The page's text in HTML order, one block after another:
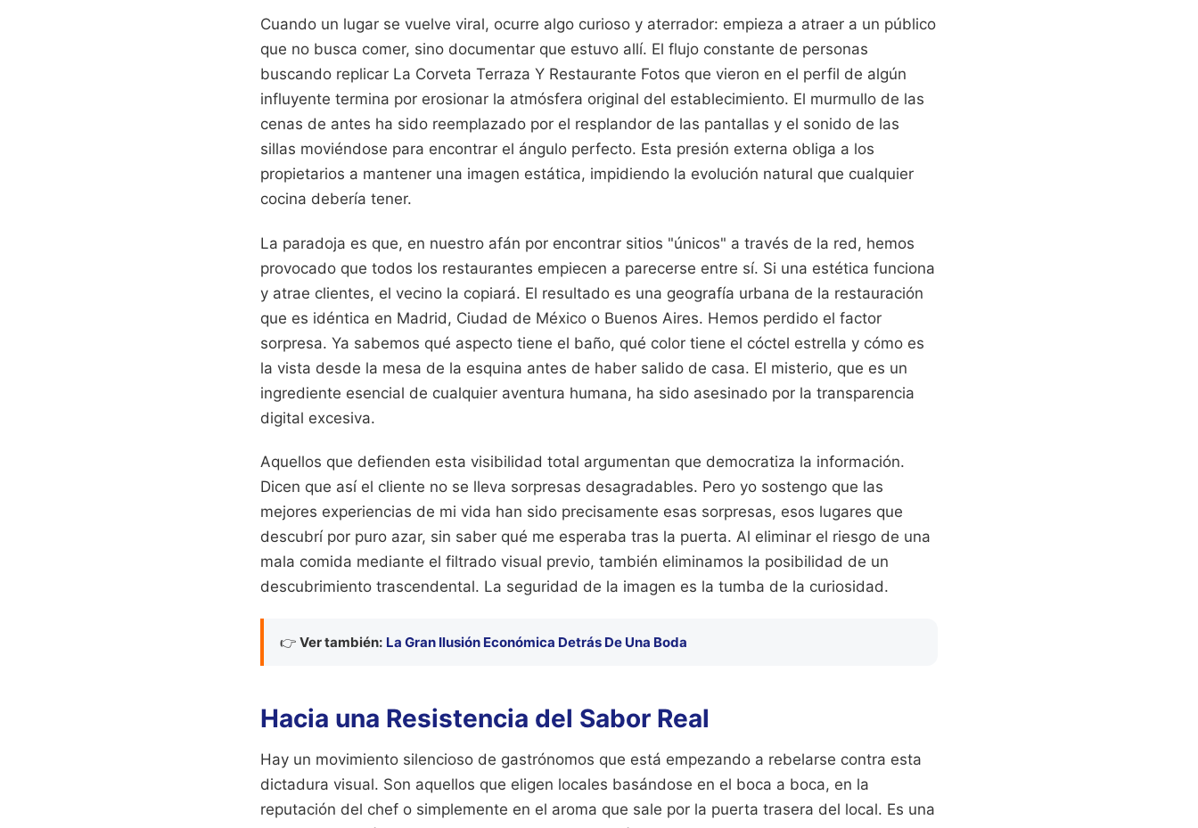
Cuando un lugar se vuelve viral, ocurre algo curioso y aterrador: empieza a atraer a un público
que no busca comer, sino documentar que estuvo allí. El flujo constante de personas
buscando replicar La Corveta Terraza Y Restaurante Fotos que vieron en el perfil de algún
influyente termina por erosionar la atmósfera original del establecimiento. El murmullo de las
cenas de antes ha sido reemplazado por el resplandor de las pantallas y el sonido de las
sillas moviéndose para encontrar el ángulo perfecto. Esta presión externa obliga a los
propietarios a mantener una imagen estática, impidiendo la evolución natural que cualquier
cocina debería tener.
La paradoja es que, en nuestro afán por encontrar sitios "únicos" a través de la red, hemos
provocado que todos los restaurantes empiecen a parecerse entre sí. Si una estética funciona
y atrae clientes, el vecino la copiará. El resultado es una geografía urbana de la restauración
que es idéntica en Madrid, Ciudad de México o Buenos Aires. Hemos perdido el factor
sorpresa. Ya sabemos qué aspecto tiene el baño, qué color tiene el cóctel estrella y cómo es
la vista desde la mesa de la esquina antes de haber salido de casa. El misterio, que es un
ingrediente esencial de cualquier aventura humana, ha sido asesinado por la transparencia
digital excesiva.
Aquellos que defienden esta visibilidad total argumentan que democratiza la información.
Dicen que así el cliente no se lleva sorpresas desagradables. Pero yo sostengo que las
mejores experiencias de mi vida han sido precisamente esas sorpresas, esos lugares que
descubrí por puro azar, sin saber qué me esperaba tras la puerta. Al eliminar el riesgo de una
mala comida mediante el filtrado visual previo, también eliminamos la posibilidad de un
descubrimiento trascendental. La seguridad de la imagen es la tumba de la curiosidad.
👉 Ver también: La Gran Ilusión Económica Detrás De Una Boda
Hacia una Resistencia del Sabor Real
Hay un movimiento silencioso de gastrónomos que está empezando a rebelarse contra esta
dictadura visual. Son aquellos que eligen locales basándose en el boca a boca, en la
reputación del chef o simplemente en el aroma que sale por la puerta trasera del local. Es una